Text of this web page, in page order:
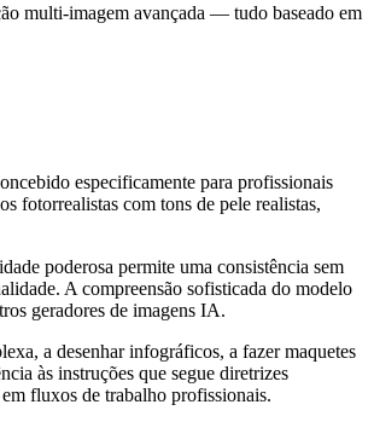
multi-imagem avançada — tudo baseado em
especificamente para profissionais
fotorrealistas com tons de pele realistas,
poderosa permite uma consistência sem
A compreensão sofisticada do modelo
geradores de imagens IA.
a desenhar infográficos, a fazer maquetes
às instruções que segue diretrizes
fluxos de trabalho profissionais.